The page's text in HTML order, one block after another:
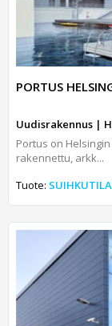
PORTUS
Uudisrakennus |
Portus on
rakennettu, arkk...
Tuote: